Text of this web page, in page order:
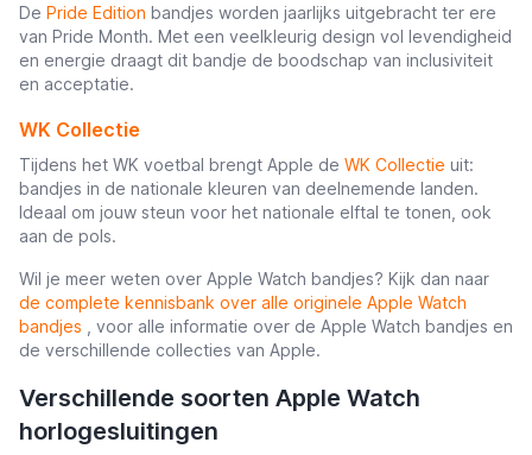
De Pride Edition bandjes worden jaarlijks uitgebracht ter ere
van Pride Month. Met een veelkleurig design vol levendigheid
en energie draagt dit bandje de boodschap van inclusiviteit
en acceptatie.
WK Collectie
Tijdens het WK voetbal brengt Apple de WK Collectie uit:
bandjes in de nationale kleuren van deelnemende landen.
Ideaal om jouw steun voor het nationale elftal te tonen, ook
aan de pols.
Wil je meer weten over Apple Watch bandjes? Kijk dan naar
de complete kennisbank over alle originele Apple Watch
bandjes
, voor alle informatie over de Apple Watch bandjes en
de verschillende collecties van Apple.
Verschillende soorten Apple Watch
horlogesluitingen